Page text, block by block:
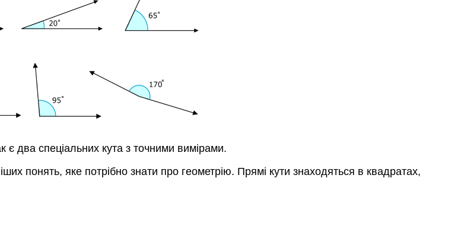
є два спеціальних кута з точними вимірами.
понять, яке потрібно знати про геометрію. Прямі кути знаходяться в квадратах,